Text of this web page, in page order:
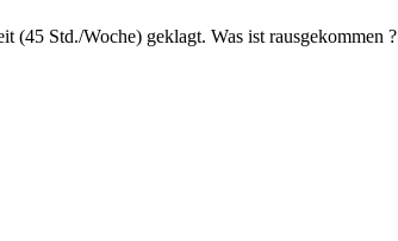
(45 Std./Woche) geklagt. Was ist rausgekommen ?